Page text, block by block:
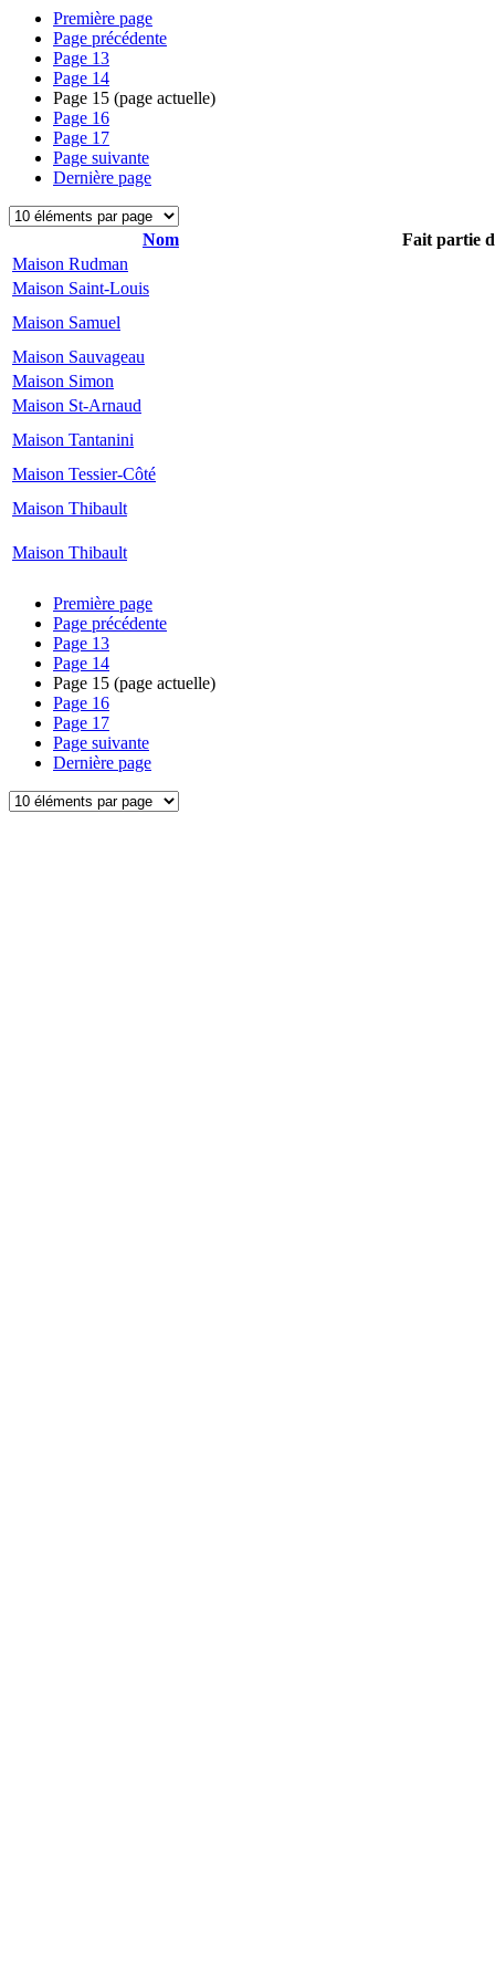
Première page
Page précédente
Page 13
Page 14
Page 15 (page actuelle)
Page 16
Page 17
Page suivante
Dernière page
Nom
Fait partie
Maison Rudman
Maison Saint-Louis
Maison Samuel
Maison Sauvageau
Maison Simon
Maison St-Arnaud
Maison Tantanini
Maison Tessier-Côté
Maison Thibault
Maison Thibault
Première page
Page précédente
Page 13
Page 14
Page 15 (page actuelle)
Page 16
Page 17
Page suivante
Dernière page